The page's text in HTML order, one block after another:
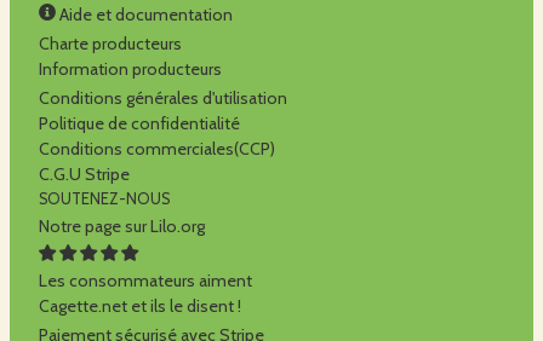
Aide et documentation
Charte producteurs
Information producteurs
Conditions générales d'utilisation
Politique de confidentialité
Conditions commerciales(CCP)
C.G.U Stripe
SOUTENEZ-NOUS
Notre page sur Lilo.org
Les consommateurs aiment
Cagette.net et ils le disent !
Paiement sécurisé avec Stripe